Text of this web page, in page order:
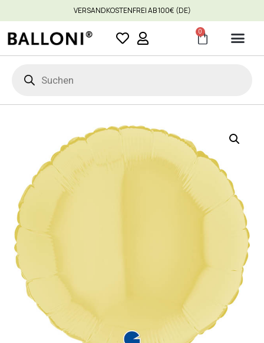
VERSANDKOSTENFREI AB 100€ (DE)
0